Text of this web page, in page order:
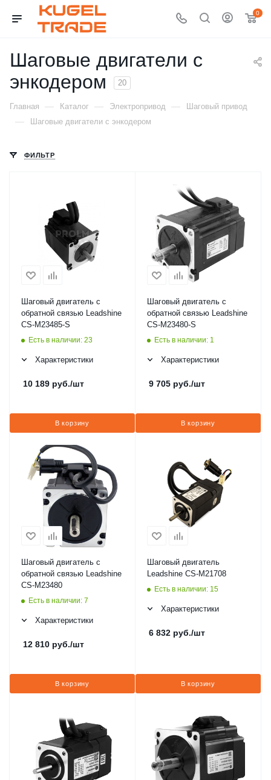
0
Шаговые двигатели с
энкодером
20
Главная — Каталог — Электропривод — Шаговый привод
— Шаговые двигатели с энкодером
ФИЛЬТР
Шаговый двигатель с
обратной связью Leadshine
CS-M23485-S
Есть в наличии: 23
Характеристики
10 189 руб./шт
В корзину
Шаговый двигатель с
обратной связью Leadshine
CS-M23480-S
Есть в наличии: 1
Характеристики
9 705 руб./шт
В корзину
Шаговый двигатель с
обратной связью Leadshine
CS-M23480
Есть в наличии: 7
Характеристики
12 810 руб./шт
В корзину
Шаговый двигатель
Leadshine CS-M21708
Есть в наличии: 15
Характеристики
6 832 руб./шт
В корзину